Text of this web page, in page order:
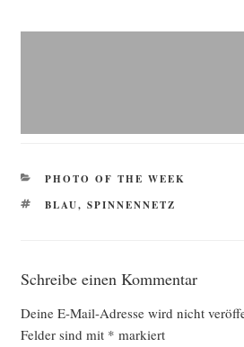
KATEGORIEN
PHOTO OF THE WEEK
SCHLAGWÖRTER
BLAU, SPINNENNETZ
Schreibe einen Kommentar
Deine E-Mail-Adresse wird nicht
Felder sind mit * markiert